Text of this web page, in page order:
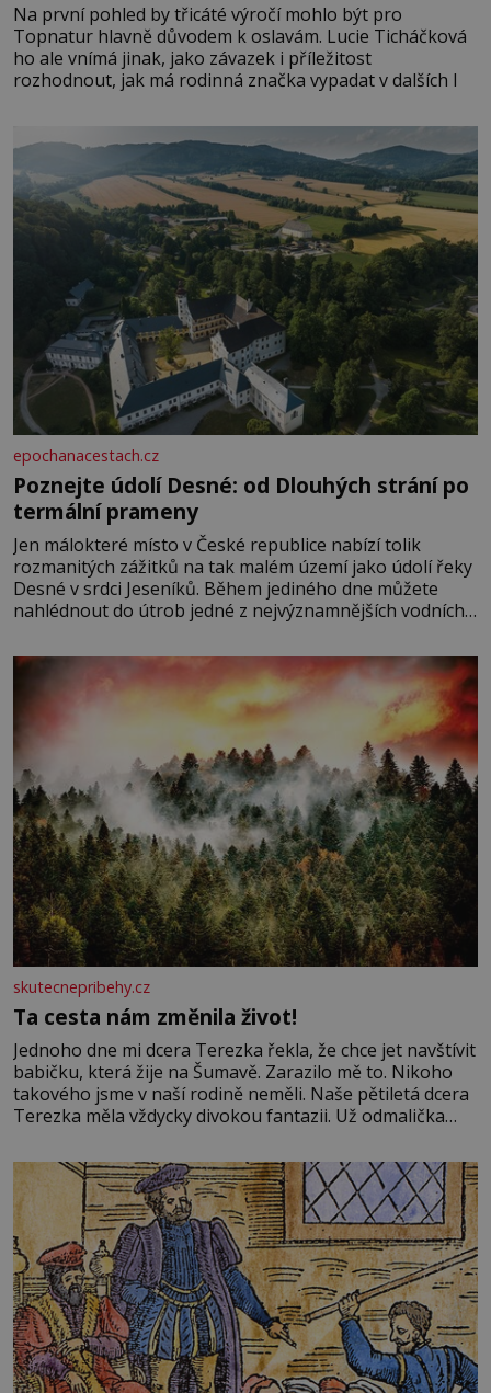
Na první pohled by třicáté výročí mohlo být pro
Topnatur hlavně důvodem k oslavám. Lucie Ticháčková
ho ale vnímá jinak, jako závazek i příležitost
rozhodnout, jak má rodinná značka vypadat v dalších l
epochanacestach.cz
Poznejte údolí Desné: od Dlouhých strání po
termální prameny
Jen málokteré místo v České republice nabízí tolik
rozmanitých zážitků na tak malém území jako údolí řeky
Desné v srdci Jeseníků. Během jediného dne můžete
nahlédnout do útrob jedné z nejvýznamnějších vodních
se na koloběžce a den zakončit poznáváním památek ve
Velkých Losinách nebo v termálním
skutecnepribehy.cz
Ta cesta nám změnila život!
Jednoho dne mi dcera Terezka řekla, že chce jet navštívit
babičku, která žije na Šumavě. Zarazilo mě to. Nikoho
takového jsme v naší rodině neměli. Naše pětiletá dcera
Terezka měla vždycky divokou fantazii. Už odmalička
zdálo o jednorožcích, krásných princeznách, statečných
rytířích a létajících dracích.